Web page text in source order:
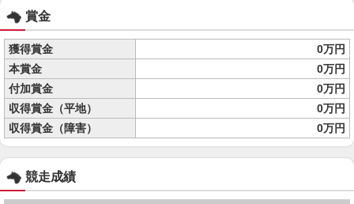
賞金
獲得賞金
0万円
本賞金
0万円
付加賞金
0万円
収得賞金（平地）
0万円
収得賞金（障害）
0万円
競走成績